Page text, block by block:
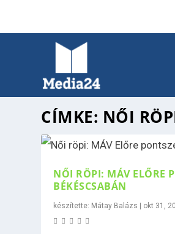
CÍMKE: NŐI
NŐI RÖPI: MÁV ELŐRE
BÉKÉSCSABÁN
készítette: Mátay Balázs | okt 31,